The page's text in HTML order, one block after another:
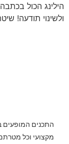
הילינג הכול
ולשינוי תודעה!
התכנים המופעים
מקצועי וכל